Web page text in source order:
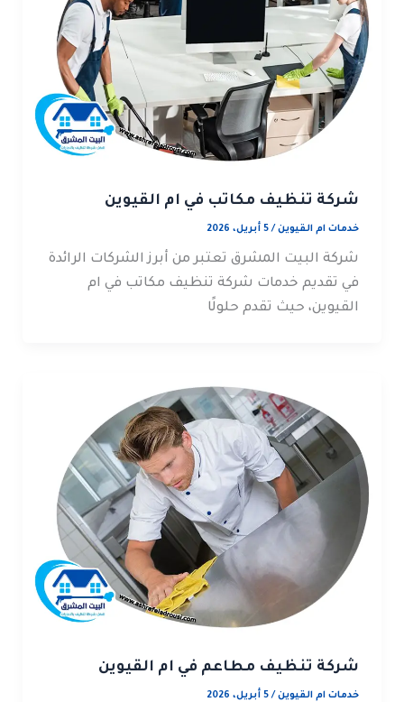
شركة تنظيف مكاتب في ام القيوين
خدمات ام القيوين/5 أبريل، 2026
شركة البيت المشرق تعتبر من أبرز الشركات الرائدة
في تقديم خدمات شركة تنظيف مكاتب في ام
القيوين، حيث تقدم حلولًا
شركة تنظيف مطاعم في ام القيوين
خدمات ام القيوين/5 أبريل، 2026